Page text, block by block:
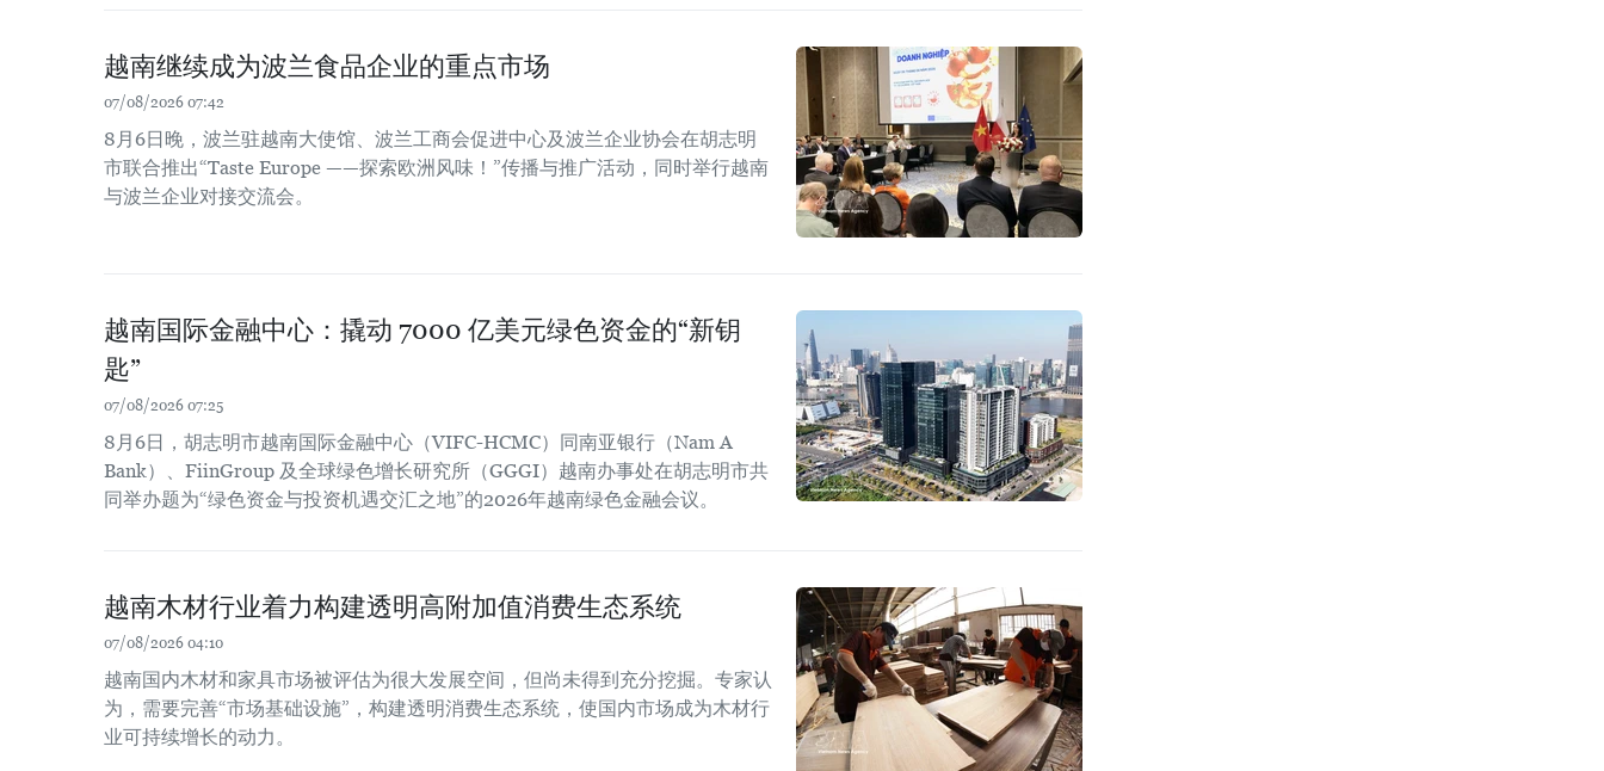
越南继续成为波兰食品企业的重点市场
07/08/2026 07:42
8月6日晚，波兰驻越南大使馆、波兰工商会促进中心及波兰企业协会在胡志明
市联合推出“Taste Europe ——探索欧洲风味！”传播与推广活动，同时举行越南
与波兰企业对接交流会。
越南国际金融中心：撬动 7000 亿美元绿色资金的“新钥
匙”
07/08/2026 07:25
8月6日，胡志明市越南国际金融中心（VIFC-HCMC）同南亚银行（Nam A
Bank）、FiinGroup 及全球绿色增长研究所（GGGI）越南办事处在胡志明市共
同举办题为“绿色资金与投资机遇交汇之地”的2026年越南绿色金融会议。
越南木材行业着力构建透明高附加值消费生态系统
07/08/2026 04:10
越南国内木材和家具市场被评估为很大发展空间，但尚未得到充分挖掘。专家认
为，需要完善“市场基础设施”，构建透明消费生态系统，使国内市场成为木材行
业可持续增长的动力。